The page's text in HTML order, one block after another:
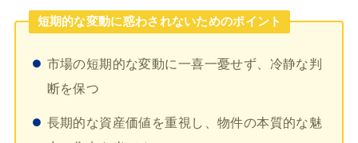
短期的な変動に惑わされないためのポイント
市場の短期的な変動に一喜一憂せず、冷静な判
断を保つ
長期的な資産価値を重視し、物件の本質的な魅